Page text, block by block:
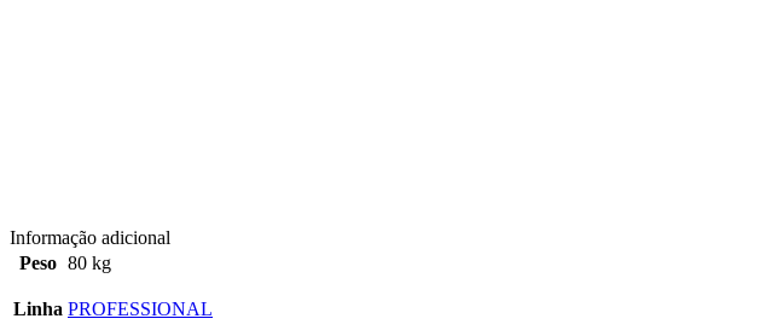
Informação adicional
Peso 80 kg
Linha PROFESSIONAL